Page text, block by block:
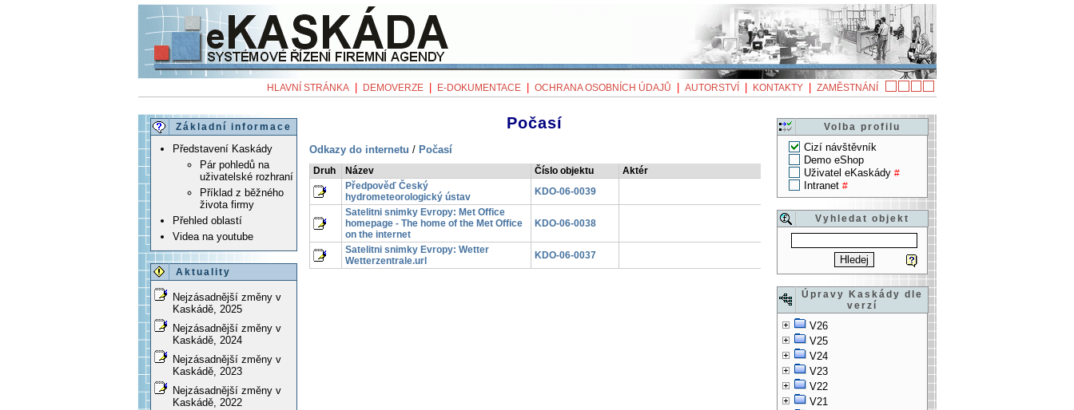
HLAVNÍ STRÁNKA DEMOVERZE E-DOKUMENTACE OCHRANA OSOBNÍCH ÚDAJŮ AUTORSTVÍ KONTAKTY ZAMĚSTNÁNÍ
Základní informace
Představení Kaskády
Pár pohledů na
uživatelské rozhraní
Příklad z běžného
života firmy
Přehled oblastí
Videa na youtube
Aktuality
Nejzásadnější změny v
Kaskádě, 2025
Nejzásadnější změny v
Kaskádě, 2024
Nejzásadnější změny v
Kaskádě, 2023
Nejzásadnější změny v
Kaskádě, 2022
Volba profilu
Cizí návštěvník
Demo eShop
Uživatel eKaskády #
Intranet #
Vyhledat objekt
Úpravy Kaskády dle
verzí
V26
V25
V24
V23
V22
V21
Počasí
Odkazy do internetu / Počasí
Druh Název Číslo objektu Aktér Poslední modifikace Přípona Druh
Předpověď Český
hydrometeorologický ústav
KDO-06-0039 19.5.2013 11:10:17 1
Satelitni snimky Evropy: Met Office
homepage - The home of the Met Office
on the internet
KDO-06-0038 19.5.2013 11:10:17 URL
Satelitni snimky Evropy: Wetter
Wetterzentrale.url
KDO-06-0037 19.5.2013 11:10:17 URL 1